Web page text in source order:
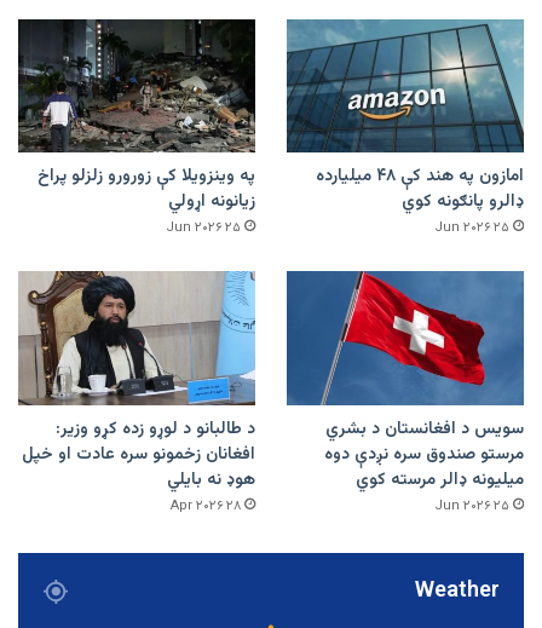
امازون په هند کې ۴۸ میلیارده
ډالرو پانګونه کوي
۲۵ Jun ۲۰۲۶
په وینزویلا کې زورورو زلزلو پراخ
زیانونه اړولي
۲۵ Jun ۲۰۲۶
سویس د افغانستان د بشري
مرستو صندوق سره نږدې دوه
میلیونه ډالر مرسته کوي
۲۵ Jun ۲۰۲۶
د طالبانو د لوړو زده کړو وزیر:
افغانان زخمونو سره عادت او خپل
هوډ نه بایلي
۲۸ Apr ۲۰۲۶
Weather